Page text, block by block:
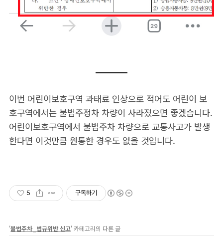
이번 어린이보호구역 과태료 인상으로 적어도 어린이 보
호구역에서는 불법주정차 차량이 사라졌으면 좋겠습니다.
어린이보호구역에서 불법주차 차량으로 교통사고가 발생
한다면 이것만큼 원통한 경우도 없을 것입니다.
5 구독하기
'불법주차_법규위반 신고' 카테고리의 다른 글